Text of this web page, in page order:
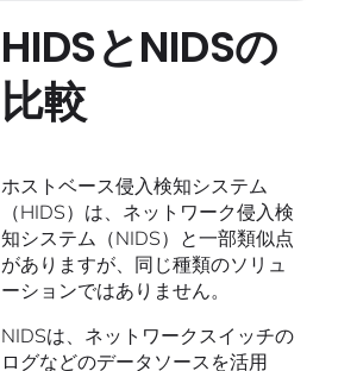
HIDSとNIDSの
比較
ホストベース侵入検知システム
（HIDS）は、ネットワーク侵入検
知システム（NIDS）と一部類似点
がありますが、同じ種類のソリュ
ーションではありません。
NIDSは、ネットワークスイッチの
ログなどのデータソースを活用